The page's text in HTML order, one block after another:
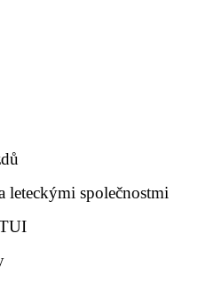
leteckými společnostmi